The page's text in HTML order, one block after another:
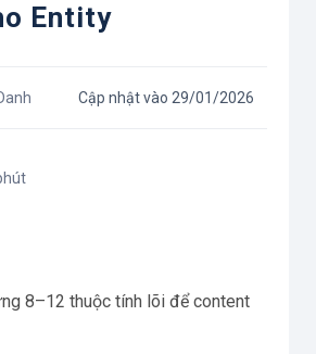
Entity
Cập nhật vào 29/01/2026
8–12 thuộc tính lõi để content